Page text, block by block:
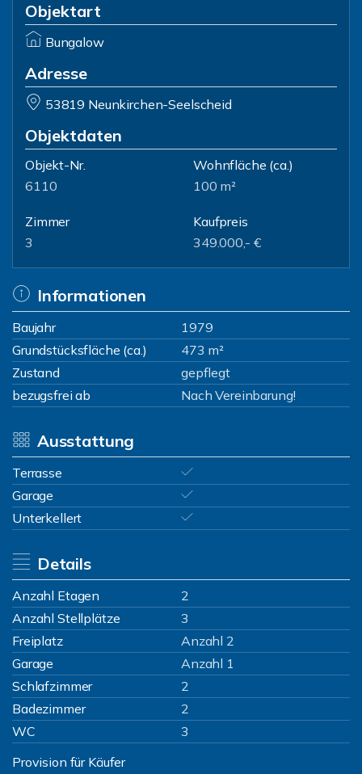
Objektart
Bungalow
Adresse
53819 Neunkirchen-Seelscheid
Objektdaten
Objekt-Nr.
6110
Wohnfläche (ca.)
100 m²
Zimmer
3
Kaufpreis
349.000,- €
Informationen
Baujahr
1979
Grundstücksfläche (ca.)
473 m²
Zustand
gepflegt
bezugsfrei ab
Nach Vereinbarung!
Ausstattung
Terrasse
Garage
Unterkellert
Details
Anzahl Etagen
2
Anzahl Stellplätze
3
Freiplatz
Anzahl 2
Garage
Anzahl 1
Schlafzimmer
2
Badezimmer
2
WC
3
Provision für Käufer